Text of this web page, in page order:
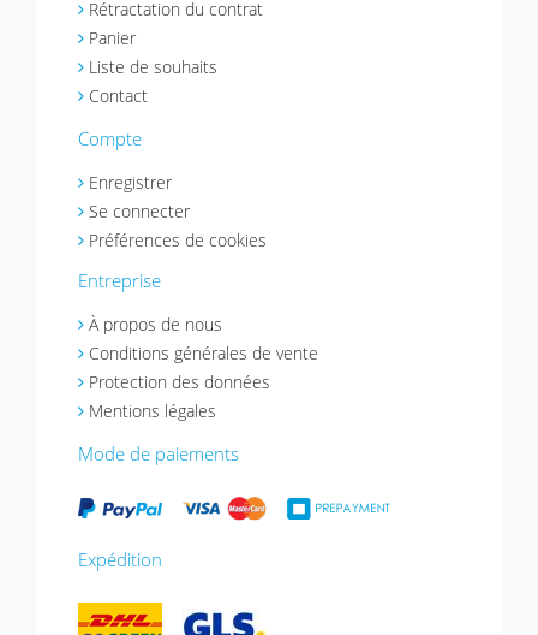
Rétractation du contrat
Panier
Liste de souhaits
Contact
Compte
Enregistrer
Se connecter
Préférences de cookies
Entreprise
À propos de nous
Conditions générales de vente
Protection des données
Mentions légales
Mode de paiements
Expédition